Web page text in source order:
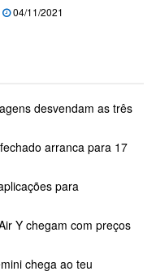
04/11/2021
desvendam as três
arranca para 17
para
Y chegam com preços
chega ao teu